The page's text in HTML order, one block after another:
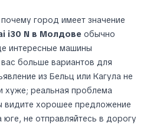
город имеет значение
i30 N в Молдове обычно
интересные машины
больше вариантов для
из Бельц или Кагула не
хуже; реальная проблема
видите хорошее предложение
не отправляйтесь в дорогу